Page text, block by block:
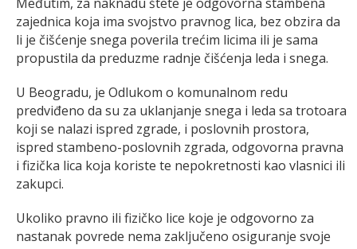
zajednica koja ima svojstvo pravnog lica, bez obzira da
li je čišćenje snega poverila trećim licima ili je sama
propustila da preduzme radnje čišćenja leda i snega.
U Beogradu, je Odlukom o komunalnom redu
predviđeno da su za uklanjanje snega i leda sa trotoara
koji se nalazi ispred zgrade, i poslovnih prostora,
ispred stambeno-poslovnih zgrada, odgovorna pravna
i fizička lica koja koriste te nepokretnosti kao vlasnici ili
zakupci.
Ukoliko pravno ili fizičko lice koje je odgovorno za
nastanak povrede nema zaključeno osiguranje svoje